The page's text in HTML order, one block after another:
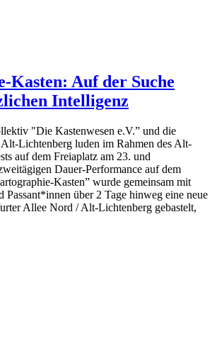
Kasten: Auf der Suche
Intelligenz
"Die Kastenwesen e.V.” und die
Lichtenberg luden im Rahmen des Alt-
auf dem Freiaplatz am 23. und
Dauer-Performance auf dem
Kasten” wurde gemeinsam mit
über 2 Tage hinweg eine neue
Allee Nord / Alt-Lichtenberg gebastelt,